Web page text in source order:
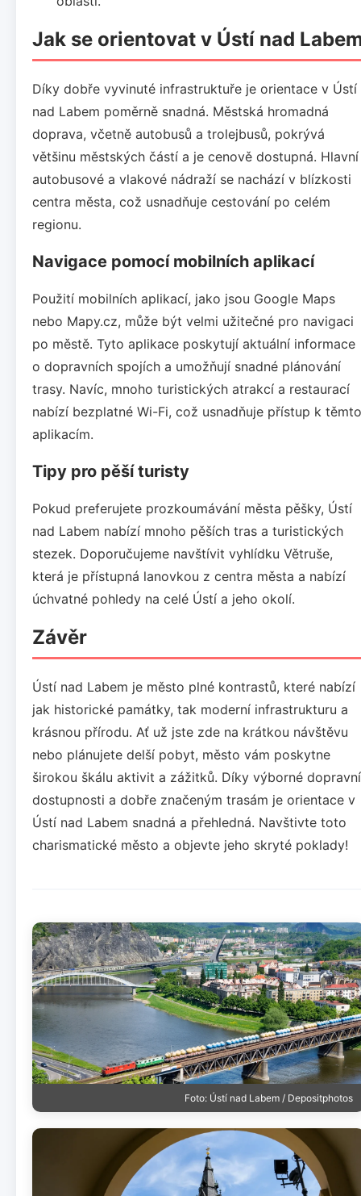
Jak se orientovat v Ústí nad
Díky dobře vyvinuté infrastruktuře je orientace v Ústí
nad Labem poměrně snadná. Městská hromadná
doprava, včetně autobusů a trolejbusů, pokrývá
většinu městských částí a je cenově dostupná. Hlavní
autobusové a vlakové nádraží se nachází v blízkosti
centra města, což usnadňuje cestování po celém
regionu.
Navigace pomocí mobilních aplikací
Použití mobilních aplikací, jako jsou Google Maps
nebo Mapy.cz, může být velmi užitečné pro navigaci
po městě. Tyto aplikace poskytují aktuální informace
o dopravních spojích a umožňují snadné plánování
trasy. Navíc, mnoho turistických atrakcí a restaurací
nabízí bezplatné Wi-Fi, což usnadňuje přístup k těmto
aplikacím.
Tipy pro pěší turisty
Pokud preferujete prozkoumávání města pěšky, Ústí
nad Labem nabízí mnoho pěších tras a turistických
stezek. Doporučujeme navštívit vyhlídku Větruše,
která je přístupná lanovkou z centra města a nabízí
úchvatné pohledy na celé Ústí a jeho okolí.
Závěr
Ústí nad Labem je město plné kontrastů, které nabízí
jak historické památky, tak moderní infrastrukturu a
krásnou přírodu. Ať už jste zde na krátkou návštěvu
nebo plánujete delší pobyt, město vám poskytne
širokou škálu aktivit a zážitků. Díky výborné dopravní
dostupnosti a dobře značeným trasám je orientace v
Ústí nad Labem snadná a přehledná. Navštivte toto
charismatické město a objevte jeho skryté poklady!
Foto: Ústí nad Labem / Depositphotos